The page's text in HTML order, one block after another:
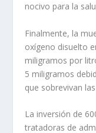
nocivo para la
Finalmente, la
oxígeno disuelto
miligramos por
5 miligramos
que sobrevivan
La inversión de
tratadoras de